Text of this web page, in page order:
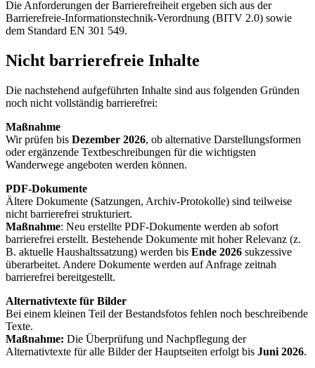
Die Anforderungen der Barrierefreiheit ergeben sich aus der
Barrierefreie-Informationstechnik-Verordnung (BITV 2.0) sowie
dem Standard EN 301 549.
Nicht barrierefreie Inhalte
Die nachstehend aufgeführten Inhalte sind aus folgenden Gründen
noch nicht vollständig barrierefrei:
Maßnahme
Wir prüfen bis Dezember 2026, ob alternative Darstellungsformen
oder ergänzende Textbeschreibungen für die wichtigsten
Wanderwege angeboten werden können.
PDF-Dokumente
Ältere Dokumente (Satzungen, Archiv-Protokolle) sind teilweise
nicht barrierefrei strukturiert.
Maßnahme: Neu erstellte PDF-Dokumente werden ab sofort
barrierefrei erstellt. Bestehende Dokumente mit hoher Relevanz (z.
B. aktuelle Haushaltssatzung) werden bis Ende 2026 sukzessive
überarbeitet. Andere Dokumente werden auf Anfrage zeitnah
barrierefrei bereitgestellt.
Alternativtexte für Bilder
Bei einem kleinen Teil der Bestandsfotos fehlen noch beschreibende
Texte.
Maßnahme: Die Überprüfung und Nachpflegung der
Alternativtexte für alle Bilder der Hauptseiten erfolgt bis Juni 2026.